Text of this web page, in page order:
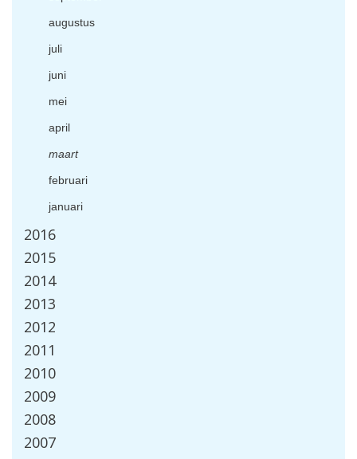
augustus
juli
juni
mei
april
maart
februari
januari
2016
2015
2014
2013
2012
2011
2010
2009
2008
2007